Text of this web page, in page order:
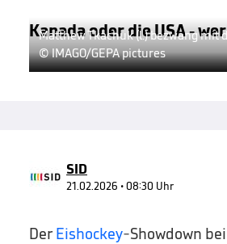
Kanada oder die USA -
Matthew Tkachuk (l.) bezwang mit
© IMAGO/GEPA pictures
SID
21.02.2026 • 08:30 Uhr
Der Eishockey-Showdown